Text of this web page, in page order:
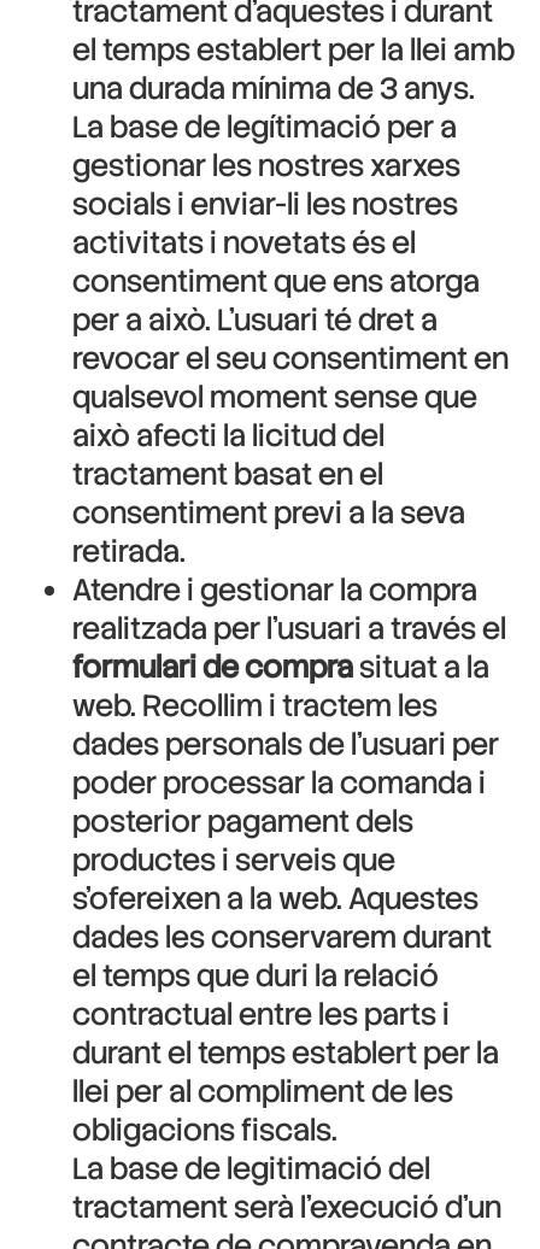
tractament d’aquestes i durant
el temps establert per la llei amb
una durada mínima de 3 anys.
La base de legítimació per a
gestionar les nostres xarxes
socials i enviar-li les nostres
activitats i novetats és el
consentiment que ens atorga
per a això. L’usuari té dret a
revocar el seu consentiment en
qualsevol moment sense que
això afecti la licitud del
tractament basat en el
consentiment previ a la seva
retirada.
Atendre i gestionar la compra
realitzada per l’usuari a través el
formulari de comprasituat a la
web. Recollim i tractem les
dades personals de l’usuari per
poder processar la comanda i
posterior pagament dels
productes i serveis que
s’ofereixen a la web. Aquestes
dades les conservarem durant
el temps que duri la relació
contractual entre les parts i
durant el temps establert per la
llei per al compliment de les
obligacions fiscals.
La base de legitimació del
tractament serà l’execució d’un